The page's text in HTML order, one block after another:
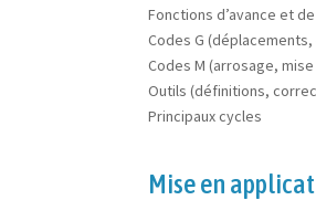
Fonctions d’avance et
Codes G
Codes M (arrosage,
Outils (définitions,
Principaux cycles
Mise en